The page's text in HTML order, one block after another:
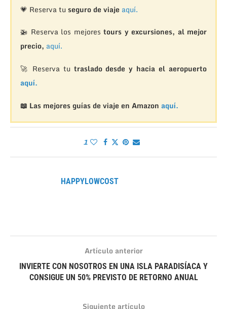
💗 Reserva tu seguro de viaje aquí.
🚁 Reserva los mejorestours y excursiones, al mejor
precio, aquí.
🚀 Reserva tu traslado desde y hacia el aeropuerto
aquí.
📖 Las mejores guías de viaje en Amazon aquí.
1
HAPPYLOWCOST
Artículo anterior
INVIERTE CON NOSOTROS EN UNA ISLA PARADISÍACA Y
CONSIGUE UN 50% PREVISTO DE RETORNO ANUAL
Siguiente artículo